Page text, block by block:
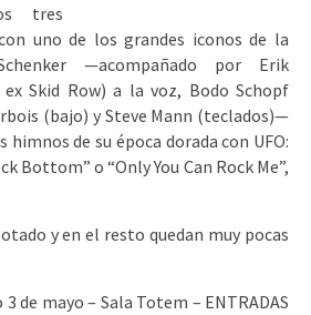
tres
uno de los grandes iconos de la
—acompañado por Erik
ex Skid Row) a la voz, Bodo Schopf
(bajo) y Steve Mann (teclados)—
de su época dorada con UFO:
Bottom” o “Only You Can Rock Me”,
y en el resto quedan muy pocas
de mayo – Sala Totem – ENTRADAS